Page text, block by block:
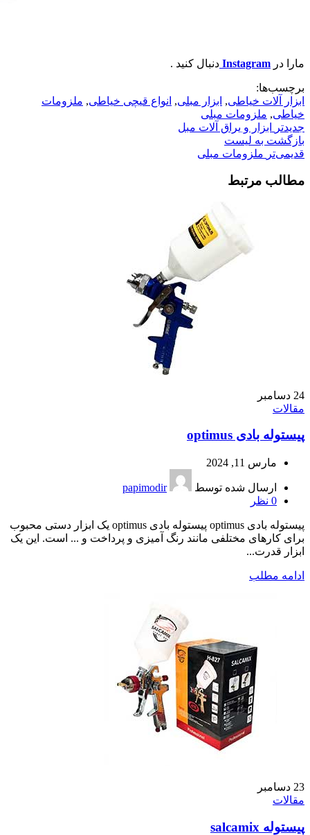
مارا در Instagram دنبال کنید .
برچسب‌ها:
ابزار آلات خیاطی, ابزار مبلی, انواع قیچی خیاطی, ملزومات
خیاطی, ملزومات مبلی
جدیدتر
ابزار و یراق آلات مبل
بازگشت به لیست
قدیمی‌تر ملزومات مبلی
مطالب مرتبط
24 دسامبر
مقالات
پیستوله بادی optimus
مارس 11, 2024
ارسال شده توسط
papimodir
0 نظر
پیستوله بادی optimus پیستوله بادی optimus یک ابزار دستی محبوب
برای کارهای مختلفی مانند رنگ آمیزی و پرداخت و ... است. این یک
ابزار قدرت...
ادامه مطلب
23 دسامبر
مقالات
پیستوله salcamix